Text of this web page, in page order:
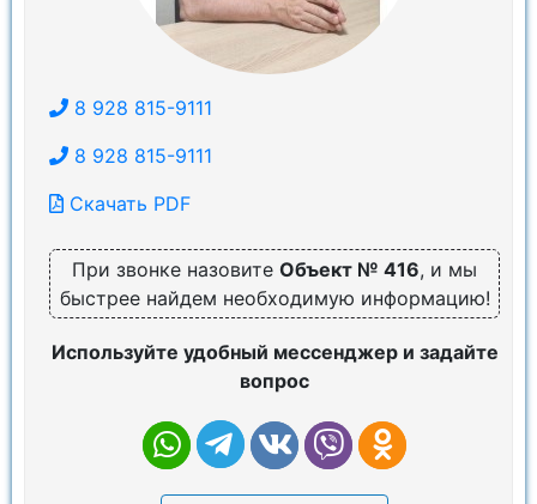
8 928 815-9111
8 928 815-9111
Скачать PDF
При звонке назовите Объект № 416, и мы
быстрее найдем необходимую информацию!
Используйте удобный мессенджер и задайте
вопрос